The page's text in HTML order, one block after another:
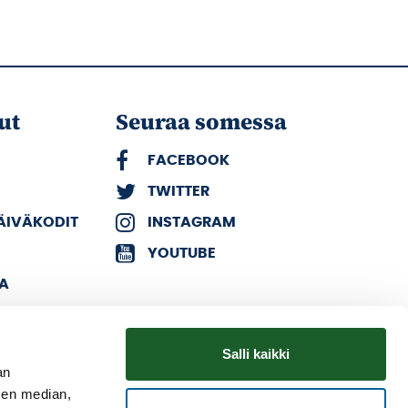
median,
Salli kaikki
Seuraa somessa
FACEBOOK
TWITTER
INSTAGRAM
YOUTUBE